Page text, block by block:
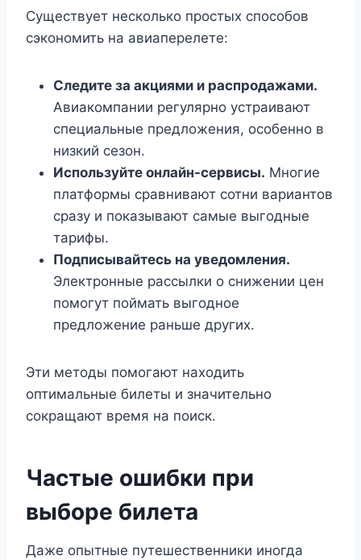
Существует несколько простых способов
сэкономить на авиаперелете:
Следите за акциями и распродажами.
Авиакомпании регулярно устраивают
специальные предложения, особенно в
низкий сезон.
Используйте онлайн-сервисы. Многие
платформы сравнивают сотни вариантов
сразу и показывают самые выгодные
тарифы.
Подписывайтесь на уведомления.
Электронные рассылки о снижении цен
помогут поймать выгодное
предложение раньше других.
Эти методы помогают находить
оптимальные билеты и значительно
сокращают время на поиск.
Частые ошибки при
выборе билета
Даже опытные путешественники иногда